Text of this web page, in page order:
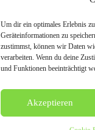
Um dir ein optimales Erlebnis
Geräteinformationen zu
zustimmst, können wir Daten
verarbeiten. Wenn du deine
und Funktionen beeinträchtigt
Akzeptieren